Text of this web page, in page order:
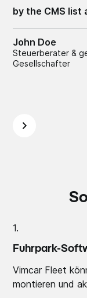
by the CMS list
John Doe
Steuerberater &
Gesellschafter
1.
Fuhrpark-
Vimcar Fleet
montieren und